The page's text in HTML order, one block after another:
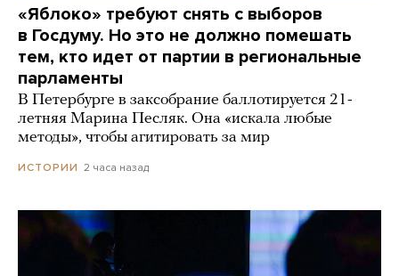
«Яблоко» требуют снять с выборов
в Госдуму. Но это не должно помешать
тем, кто идет от партии в региональные
парламенты
В Петербурге в заксобрание баллотируется 21-
летняя Марина Песляк. Она «искала любые
методы», чтобы агитировать за мир
ИСТОРИИ 2 часа назад